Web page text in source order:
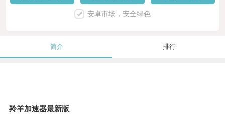
安卓市场，安全绿色
简介 排行
羚羊加速器最新版